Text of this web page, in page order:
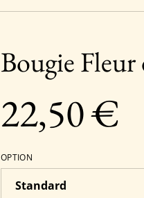
Bougie Fleur
22,50 €
OPTION